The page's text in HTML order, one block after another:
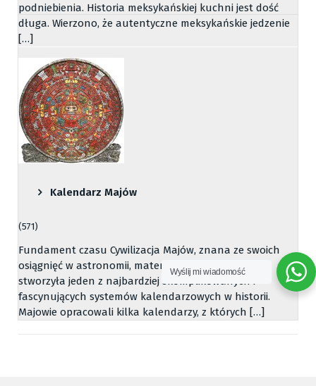
podniebienia. Historia meksykańskiej kuchni jest dość
długa. Wierzono, że autentyczne meksykańskie jedzenie
[…]
Kalendarz Majów
(571)
Fundament czasu Cywilizacja Majów, znana ze swoich
osiągnięć w astronomii, matematyce i architekturze,
stworzyła jeden z najbardziej skomplikowanych i
fascynujących systemów kalendarzowych w historii.
Majowie opracowali kilka kalendarzy, z których […]
Wyślij mi wiadomość